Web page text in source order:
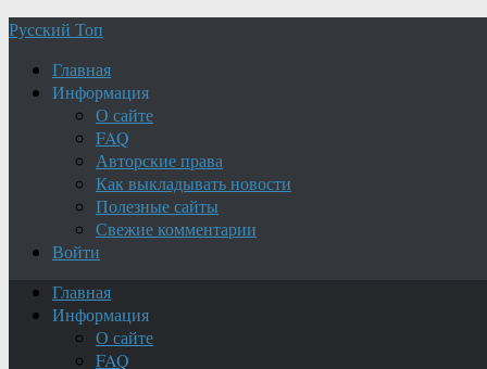
Русский Топ
Главная
Информация
О сайте
FAQ
Авторские права
Как выкладывать новости
Полезные сайты
Свежие комментарии
Войти
Главная
Информация
О сайте
FAQ